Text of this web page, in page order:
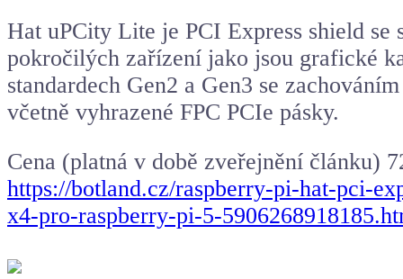
Hat uPCity Lite je PCI Express shield
pokročilých zařízení jako jsou grafické
standardech Gen2 a Gen3 se
včetně vyhrazené FPC PCIe pásky.
Cena (platná v době zveřejnění článku)
https://botland.cz/raspberry-pi-hat-pci-
x4-pro-raspberry-pi-5-